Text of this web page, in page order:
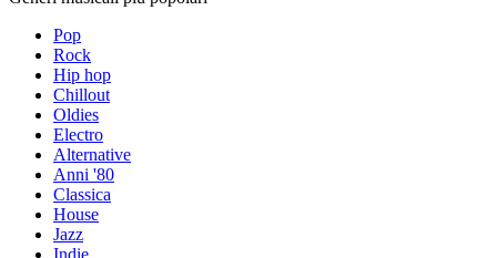
Pop
Rock
Hip hop
Chillout
Oldies
Electro
Alternative
Anni '80
Classica
House
Jazz
Indie